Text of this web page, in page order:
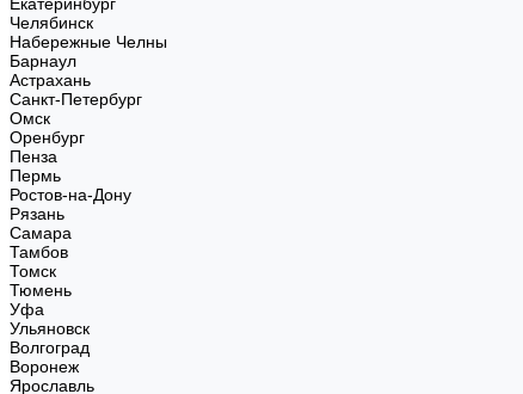
Челябинск
Набережные Челны
Барнаул
Астрахань
Санкт-Петербург
Омск
Оренбург
Пенза
Пермь
Ростов-на-Дону
Рязань
Самара
Тамбов
Томск
Тюмень
Уфа
Ульяновск
Волгоград
Воронеж
Ярославль